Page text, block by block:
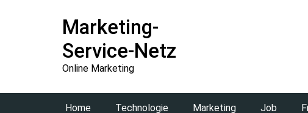
Marketing-
Service-Netz
Online Marketing
Home Technologie Marketing Job